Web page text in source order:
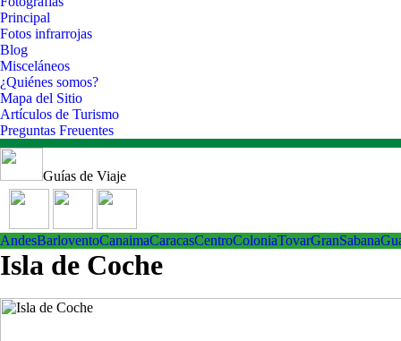
Principal
Fotos infrarrojas
Blog
Misceláneos
¿Quiénes somos?
Mapa del Sitio
Artículos de Turismo
Preguntas Freuentes
Guías de Viaje
AndesBarloventoCanaimaCaracasCentroColoniaTovarGranSabana
Isla de Coche